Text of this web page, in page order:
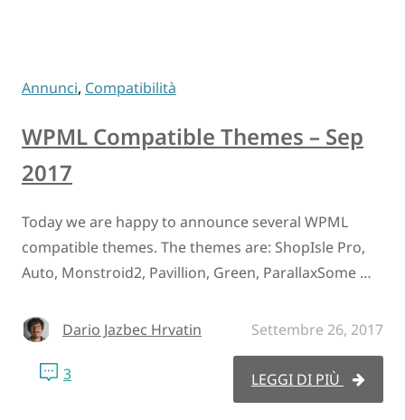
Annunci, Compatibilità
WPML Compatible Themes – Sep
2017
Today we are happy to announce several WPML
compatible themes. The themes are: ShopIsle Pro,
Auto, Monstroid2, Pavillion, Green, ParallaxSome …
Dario Jazbec Hrvatin Settembre 26, 2017
3 LEGGI DI PIÙ